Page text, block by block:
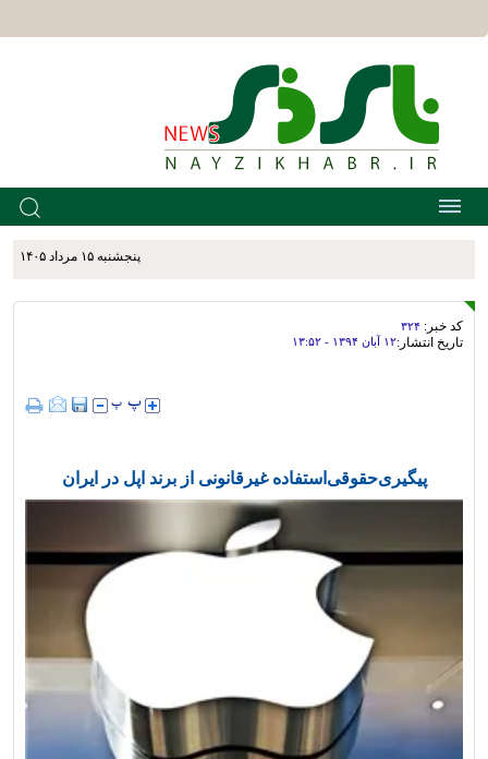
پنجشنبه ۱۵ مرداد ۱۴۰۵
کد خبر: ۳۲۴
تاریخ انتشار:۱۲ آبان ۱۳۹۴ - ۱۳:۵۲
پیگیری‌حقوقی‌استفاده غیرقانونی از برند اپل در ایران